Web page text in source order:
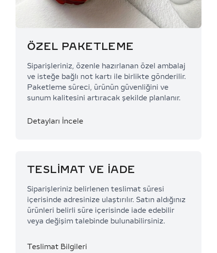
ÖZEL PAKETLEME
Siparişleriniz, özenle hazırlanan özel ambalaj
ve isteğe bağlı not kartı ile birlikte gönderilir.
Paketleme süreci, ürünün güvenliğini ve
sunum kalitesini artıracak şekilde planlanır.
Detayları İncele
TESLİMAT VE İADE
Siparişleriniz belirlenen teslimat süresi
içerisinde adresinize ulaştırılır. Satın aldığınız
ürünleri belirli süre içerisinde iade edebilir
veya değişim talebinde bulunabilirsiniz.
Teslimat Bilgileri